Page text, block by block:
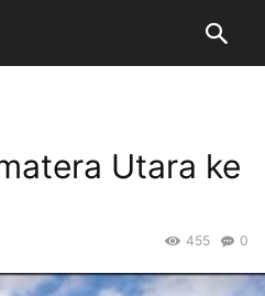
Utara ke
0
455